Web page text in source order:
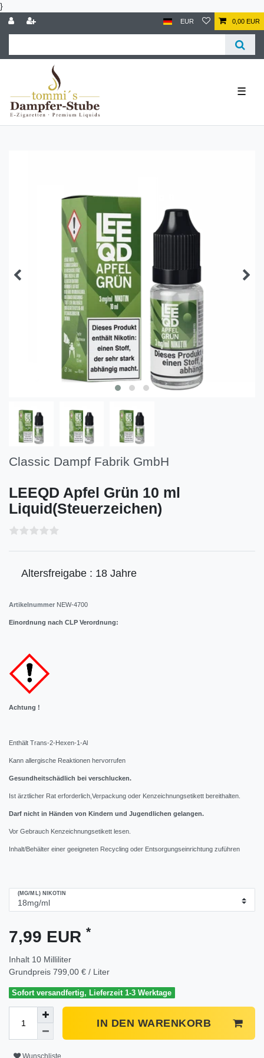
}
EUR 0,00 EUR
☰
Classic Dampf Fabrik GmbH
LEEQD Apfel Grün 10 ml
Liquid(Steuerzeichen)
Altersfreigabe : 18 Jahre
Artikelnummer NEW-4700
Einordnung nach CLP Verordnung:
Achtung !
Enthält Trans-2-Hexen-1-Al
Kann allergische Reaktionen hervorrufen
Gesundheitschädlich bei verschlucken.
Ist ärztlicher Rat erforderlich,Verpackung oder Kenzeichnungsetikett bereithalten.
Darf nicht in Händen von Kindern und Jugendlichen gelangen.
Vor Gebrauch Kenzeichnungsetikett lesen.
Inhalt/Behälter einer geeigneten Recycling oder Entsorgungseinrichtung zuführen
(MG/ML) NIKOTIN
7,99 EUR *
Inhalt 10 Milliliter
Grundpreis 799,00 € / Liter
Sofort versandfertig, Lieferzeit 1-3 Werktage
IN DEN WARENKORB
Wunschliste